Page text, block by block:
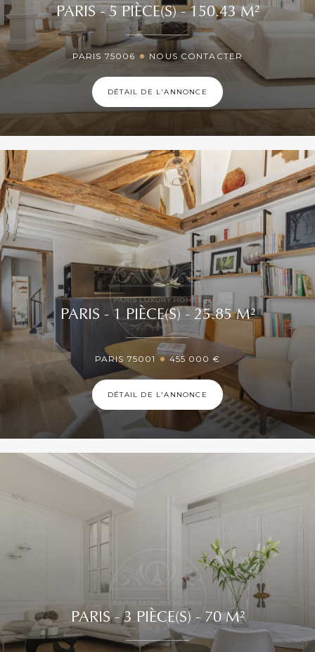
PARIS - 5 PIÈCE(S) - 150.43 M²
PARIS 75006 NOUS CONTACTER
DÉTAIL DE L'ANNONCE
PARIS - 1 PIÈCE(S) - 25.85 M²
PARIS 75001 455 000 €
DÉTAIL DE L'ANNONCE
PARIS - 3 PIÈCE(S) - 70 M²